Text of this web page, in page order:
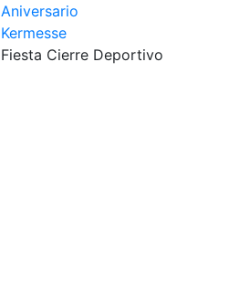
Aniversario
Kermesse
Fiesta Cierre Deportivo